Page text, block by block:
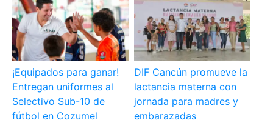
¡Equipados para ganar!
Entregan uniformes al
Selectivo Sub-10 de
fútbol en Cozumel
DIF Cancún promueve la
lactancia materna con
jornada para madres y
embarazadas